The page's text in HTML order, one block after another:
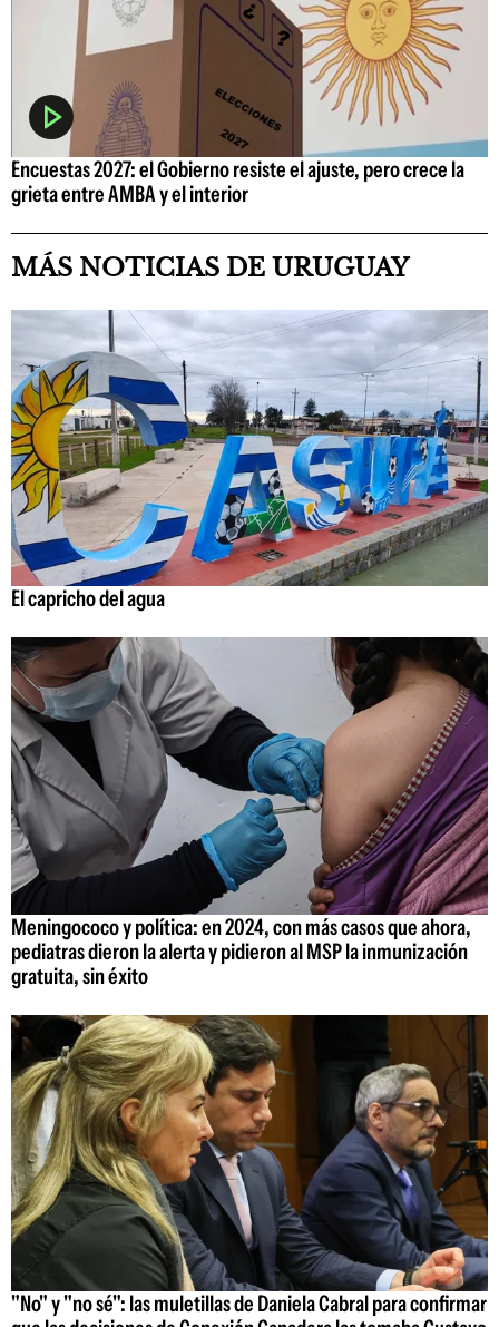
Encuestas 2027: el Gobierno resiste el ajuste, pero crece la
grieta entre AMBA y el interior
MÁS NOTICIAS DE URUGUAY
El capricho del agua
Meningococo y política: en 2024, con más casos que ahora,
pediatras dieron la alerta y pidieron al MSP la inmunización
gratuita, sin éxito
"No" y "no sé": las muletillas de Daniela Cabral para confirmar